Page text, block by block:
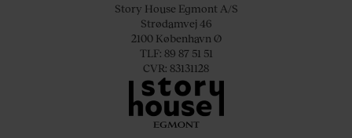
Story House Egmont A/S
Strødamvej 46
2100 København Ø
TLF: 89 87 51 51
CVR: 83131128